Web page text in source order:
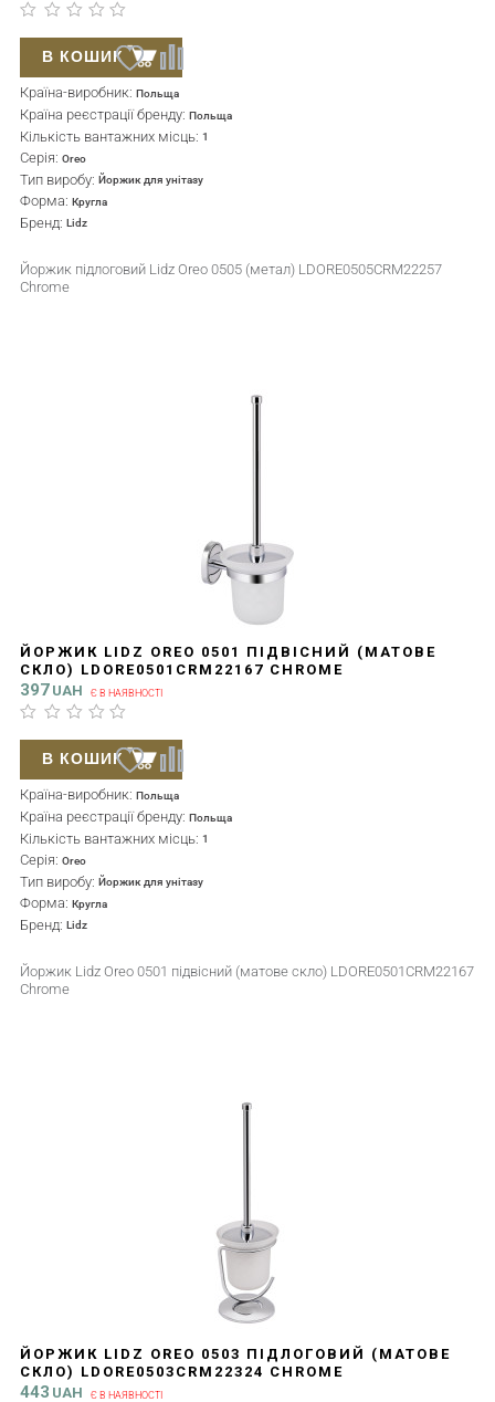
Країна-виробник: Польща
Країна реєстрації бренду: Польща
Кількість вантажних місць: 1
Серія: Oreo
Тип виробу: Йоржик для унітазу
Форма: Кругла
Бренд: Lidz
Йоржик підлоговий Lidz Oreo 0505 (метал) LDORE0505CRM22257
Chrome
В КОШИК
ЙОРЖИК LIDZ OREO 0501 ПІДВІСНИЙ (МАТОВЕ
СКЛО) LDORE0501CRM22167 CHROME
397 UAH Є В НАЯВНОСТІ
Країна-виробник: Польща
Країна реєстрації бренду: Польща
Кількість вантажних місць: 1
Серія: Oreo
Тип виробу: Йоржик для унітазу
Форма: Кругла
Бренд: Lidz
Йоржик Lidz Oreo 0501 підвісний (матове скло) LDORE0501CRM22167
Chrome
В КОШИК
ЙОРЖИК LIDZ OREO 0503 ПІДЛОГОВИЙ (МАТОВЕ
СКЛО) LDORE0503CRM22324 CHROME
443 UAH Є В НАЯВНОСТІ